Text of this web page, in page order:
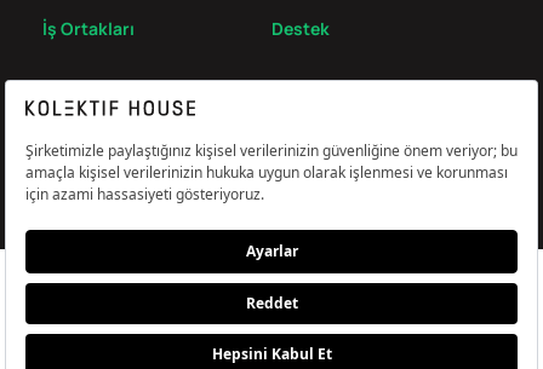
İş Ortakları Destek
Çerez Tercihlerini Yönetin